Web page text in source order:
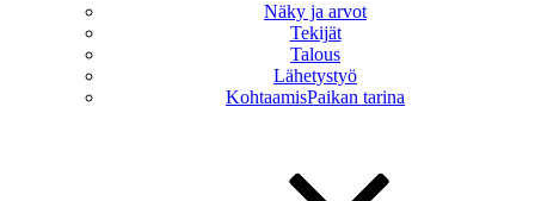
Näky ja arvot
Tekijät
Talous
Lähetystyö
KohtaamisPaikan tarina